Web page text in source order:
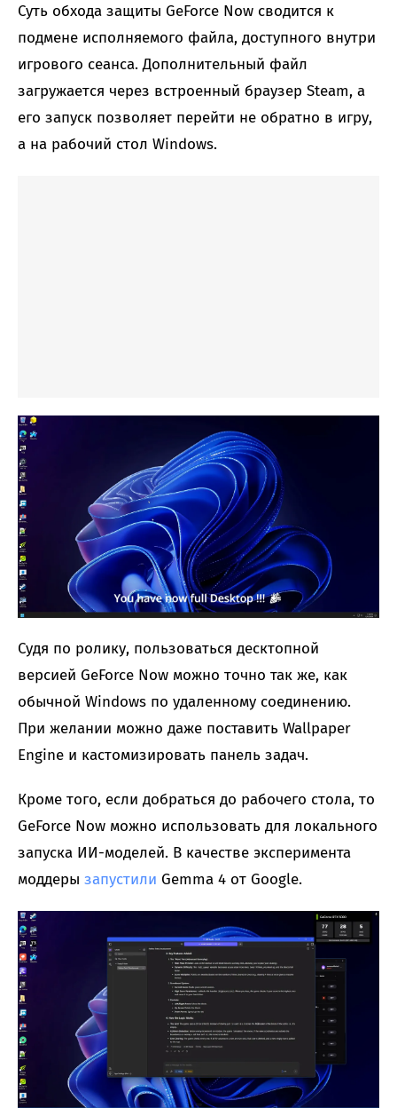
Суть обхода защиты GeForce Now сводится к
подмене исполняемого файла, доступного внутри
игрового сеанса. Дополнительный файл
загружается через встроенный браузер Steam, а
его запуск позволяет перейти не обратно в игру,
а на рабочий стол Windows.
Судя по ролику, пользоваться десктопной
версией GeForce Now можно точно так же, как
обычной Windows по удаленному соединению.
При желании можно даже поставить Wallpaper
Engine и кастомизировать панель задач.
Кроме того, если добраться до рабочего стола, то
GeForce Now можно использовать для локального
запуска ИИ-моделей. В качестве эксперимента
моддеры запустили Gemma 4 от Google.